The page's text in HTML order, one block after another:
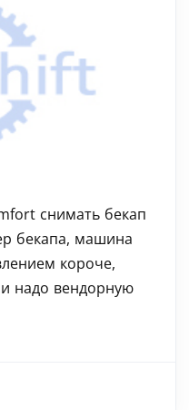
снимать бекап
бекапа, машина
короче,
надо вендорную